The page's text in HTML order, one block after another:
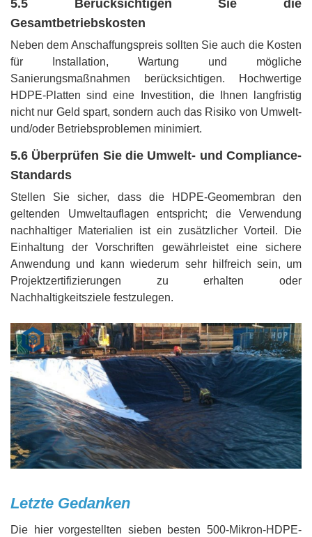
5.5 Berücksichtigen Sie die
Gesamtbetriebskosten
Neben dem Anschaffungspreis sollten Sie auch die Kosten
für Installation, Wartung und mögliche
Sanierungsmaßnahmen berücksichtigen. Hochwertige
HDPE-Platten sind eine Investition, die Ihnen langfristig
nicht nur Geld spart, sondern auch das Risiko von Umwelt-
und/oder Betriebsproblemen minimiert.
5.6 Überprüfen Sie die Umwelt- und Compliance-
Standards
Stellen Sie sicher, dass die HDPE-Geomembran den
geltenden Umweltauflagen entspricht; die Verwendung
nachhaltiger Materialien ist ein zusätzlicher Vorteil. Die
Einhaltung der Vorschriften gewährleistet eine sichere
Anwendung und kann wiederum sehr hilfreich sein, um
Projektzertifizierungen zu erhalten oder
Nachhaltigkeitsziele festzulegen.
Letzte Gedanken
Die hier vorgestellten sieben besten 500-Mikron-HDPE-